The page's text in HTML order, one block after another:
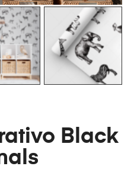
Black